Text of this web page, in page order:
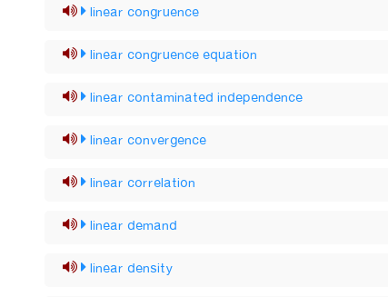
linear congruence
linear congruence equation
linear contaminated independence
linear convergence
linear correlation
linear demand
linear density